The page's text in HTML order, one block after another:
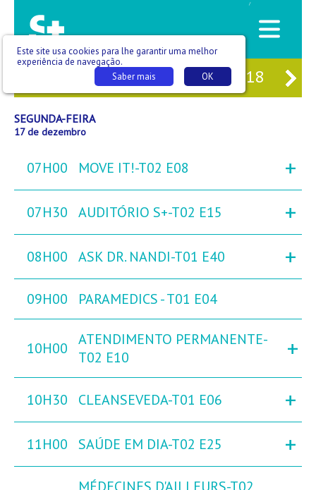
/
16 SEG 17 TER 18
SEGUNDA-FEIRA
17 de dezembro
07H00 MOVE IT!-T02 E08 +
07H30 AUDITÓRIO S+-T02 E15 +
08H00 ASK DR. NANDI-T01 E40 +
09H00 PARAMEDICS - T01 E04
10H00
ATENDIMENTO PERMANENTE-
T02 E10
+
10H30 CLEANSEVEDA-T01 E06 +
11H00 SAÚDE EM DIA-T02 E25 +
Este site usa cookies para lhe garantir uma melhor
experiência de navegação.
OK
Saber mais